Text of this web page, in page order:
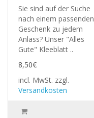
Sie sind auf der Suche
nach einem passenden
Geschenk zu jedem
Anlass? Unser "Alles
Gute" Kleeblatt ..
8,50€
incl. MwSt. zzgl.
Versandkosten